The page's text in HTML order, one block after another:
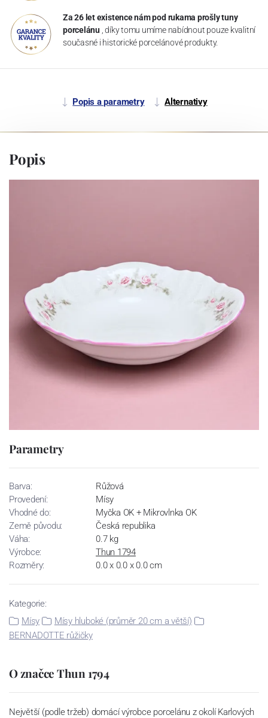
Za 26 let existence nám pod rukama prošly tuny
porcelánu , díky tomu umíme nabídnout pouze kvalitní
současné i historické porcelánové produkty.
Popis a parametry Alternativy
Popis
Parametry
Barva:
Růžová
Provedení:
Mísy
Vhodné do:
Myčka OK + Mikrovlnka OK
Země původu:
Česká republika
Váha:
0.7 kg
Výrobce:
Thun 1794
Rozměry:
0.0 x 0.0 x 0.0 cm
Kategorie:
Mísy
Mísy hluboké (průměr 20 cm a větší)
BERNADOTTE růžičky
O značce Thun 1794
Největší (podle tržeb) domácí výrobce porcelánu z okolí Karlových